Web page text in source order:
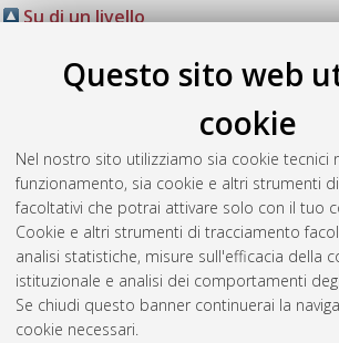
Questo sito web
cookie
Nel nostro sito utilizziamo sia cookie tecnici
funzionamento, sia cookie e altri strumenti
facoltativi che potrai attivare solo con il tuo
Cookie e altri strumenti di tracciamento
analisi statistiche, misure sull'efficacia della
istituzionale e analisi dei comportamenti
Se chiudi questo banner continuerai la
cookie necessari.
Su di un livello
Autore della tesi|
Indirizzo |Orientamento|Nessun
Numero di documenti:0.
Questa lista e' stata generata ilSat